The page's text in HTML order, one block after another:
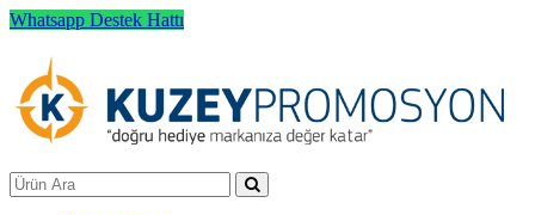
Whatsapp Destek Hattı